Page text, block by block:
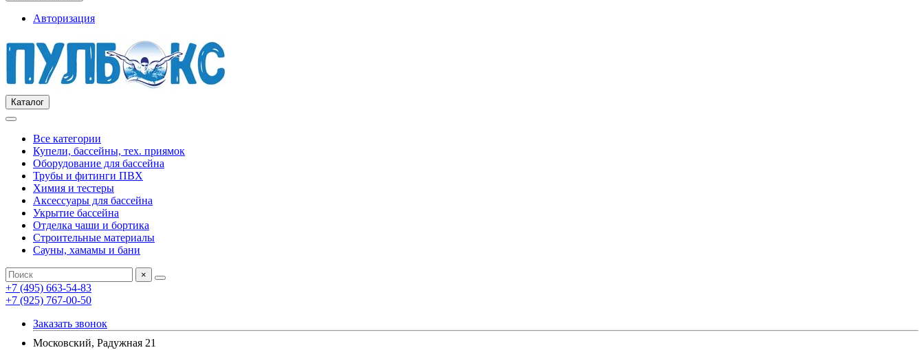
Авторизация
Каталог
Все категории
Купели, бассейны, тех. приямок
Оборудование для бассейна
Трубы и фитинги ПВХ
Химия и тестеры
Аксессуары для бассейна
Укрытие бассейна
Отделка чаши и бортика
Строительные материалы
Сауны, хамамы и бани
×
+7 (495) 663-54-83
+7 (925) 767-00-50
Заказать звонок
Московский, Радужная 21